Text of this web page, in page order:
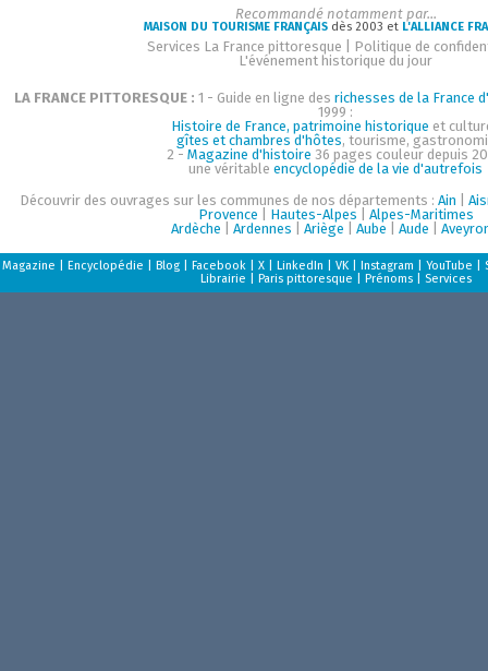
Recommandé notamment par...
MAISON DU TOURISME FRANÇAISdès 2003 et L'ALLIANCE
Services La France pittoresque
Politique de
L'événement historique du jour
LA FRANCE PITTORESQUE : 1 - Guide en ligne des richesses de la France
1999 :
Histoire de France, patrimoine historique et
gîtes et chambres d'hôtes, tourisme,
2 - Magazine d'histoire 36 pages couleur depuis
une véritable encyclopédie de la vie d'autrefois
Découvrir des ouvrages sur les communes de nos départements : Ain
Provence
Hautes-Alpes
Alpes-Maritimes
Ardèche
Ardennes Ariège Aube Aude
Magazine Encyclopédie Blog| Facebook| X| LinkedIn VK| Instagram YouTube
Librairie
Paris pittoresque Prénoms| Services